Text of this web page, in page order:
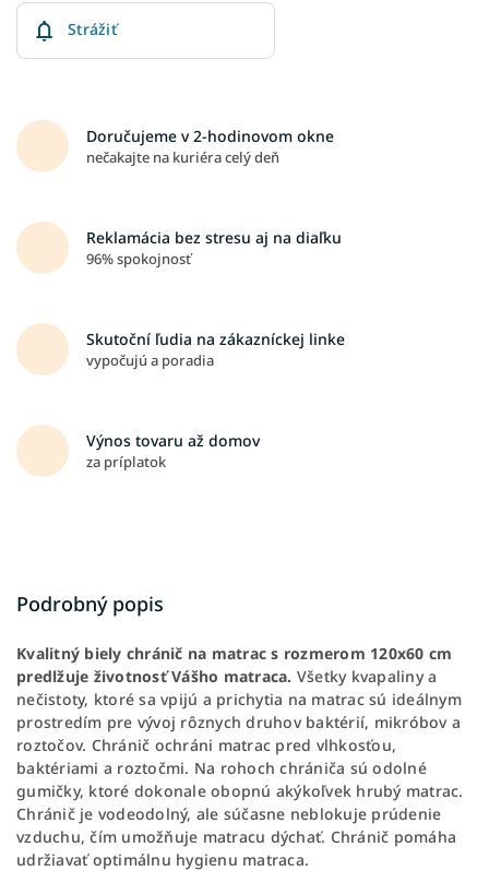
Strážiť
Doručujeme v 2-hodinovom okne
nečakajte na kuriéra celý deň
Reklamácia bez stresu aj na diaľku
96% spokojnosť
Skutoční ľudia na zákazníckej linke
vypočujú a poradia
Výnos tovaru až domov
za príplatok
Podrobný popis
Kvalitný biely chránič na matrac s rozmerom 120x60 cm
predlžuje životnosť Vášho matraca. Všetky kvapaliny a
nečistoty, ktoré sa vpijú a prichytia na matrac sú ideálnym
prostredím pre vývoj rôznych druhov baktérií, mikróbov a
roztočov. Chránič ochráni matrac pred vlhkosťou,
baktériami a roztočmi. Na rohoch chrániča sú odolné
gumičky, ktoré dokonale obopnú akýkoľvek hrubý matrac.
Chránič je vodeodolný, ale súčasne neblokuje prúdenie
vzduchu, čím umožňuje matracu dýchať. Chránič pomáha
udržiavať optimálnu hygienu matraca.